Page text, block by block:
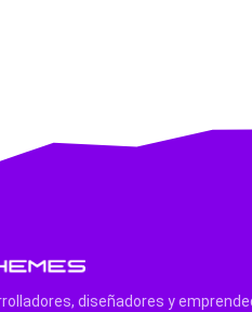
diseñadores y